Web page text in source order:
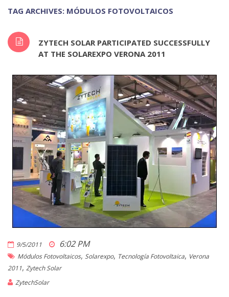
TAG ARCHIVES: MÓDULOS FOTOVOLTAICOS
ZYTECH SOLAR PARTICIPATED SUCCESSFULLY
AT THE SOLAREXPO VERONA 2011
9/5/2011 6:02 PM
Módulos Fotovoltaicos, Solarexpo, Tecnología Fotovoltaica, Verona
2011, Zytech Solar
ZytechSolar